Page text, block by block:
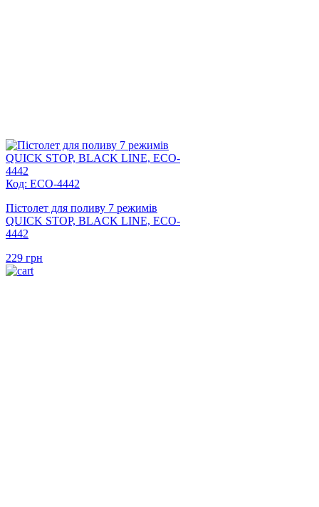
Код: ECO-4442
Пістолет для поливу 7 режимів
QUICK STOP, BLACK LINE, ECO-
4442
229 грн